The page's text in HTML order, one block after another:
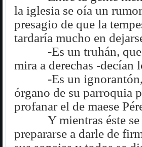
la iglesia se oía un
presagio de que la
tardaría mucho en
-Es un truhán,
mira a derechas -decían
-Es un
órgano de su parroquia
profanar el de maese
Y mientras éste
prepararse a darle de